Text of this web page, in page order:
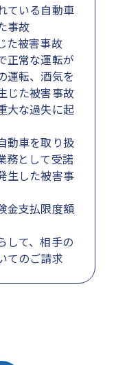
ている自動車
事故
た被害事故
正常な運転が
運転、酒気を
じた被害事故
大な過失に起
動車を取り扱
務として受諾
生した被害事
金支払限度額
して、相手の
てのご請求